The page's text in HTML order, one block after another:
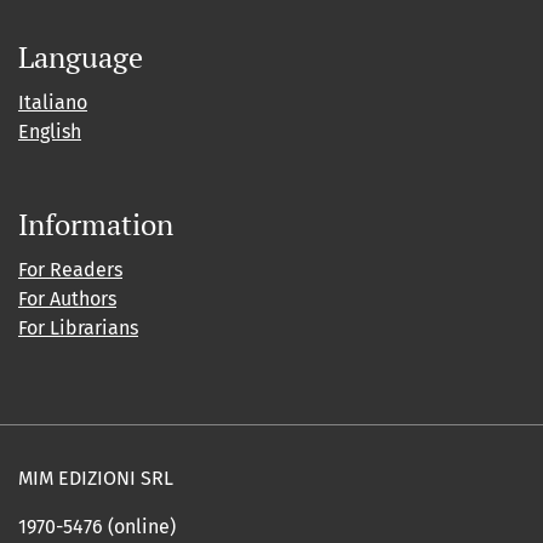
Language
Italiano
English
Information
For Readers
For Authors
For Librarians
MIM EDIZIONI SRL
1970-5476 (online)